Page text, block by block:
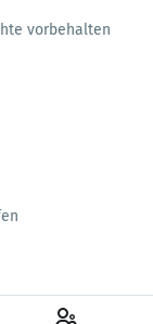
vorbehalten